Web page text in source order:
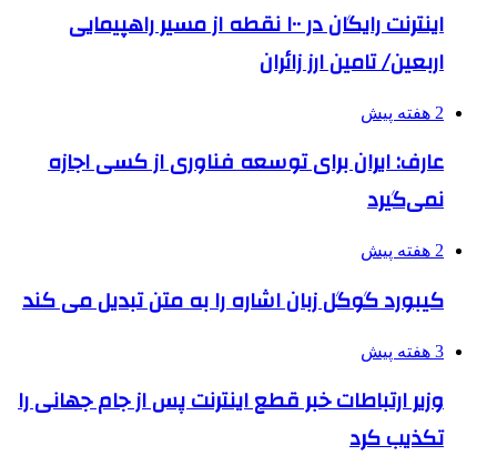
اینترنت رایگان در ۱۰۰ نقطه از مسیر راهپیمایی
اربعین/ تامین ارز زائران
2 هفته پیش
عارف: ایران برای توسعه فناوری از کسی اجازه
نمی‌گیرد
2 هفته پیش
کیبورد گوگل زبان اشاره را به متن تبدیل می کند
3 هفته پیش
وزیر ارتباطات خبر قطع اینترنت پس از جام جهانی را
تکذیب کرد